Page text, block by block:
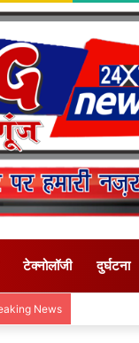
टेक्नोलॉजी दुर्घटना
News